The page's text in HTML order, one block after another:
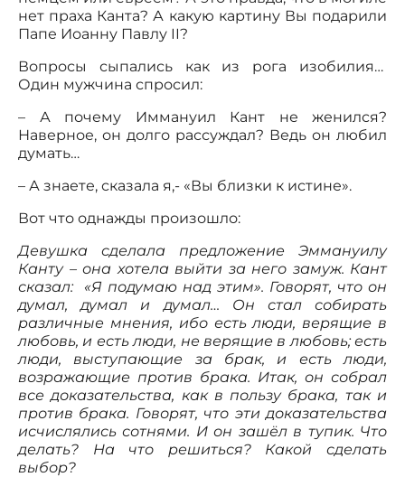
нет праха Канта? А какую картину Вы подарили
Папе Иоанну Павлу II?
Вопросы сыпались как из рога изобилия…
Один мужчина спросил:
– А почему Иммануил Кант не женился?
Наверное, он долго рассуждал? Ведь он любил
думать…
– А знаете, сказала я,- «Вы близки к истине».
Вот что однажды произошло:
Девушка сделала предложение Эммануилу
Канту – она хотела выйти за него замуж. Кант
сказал: «Я подумаю над этим». Говорят, что он
думал, думал и думал… Он стал собирать
различные мнения, ибо есть люди, верящие в
любовь, и есть люди, не верящие в любовь; есть
люди, выступающие за брак, и есть люди,
возражающие против брака. Итак, он собрал
все доказательства, как в пользу брака, так и
против брака. Говорят, что эти доказательства
исчислялись сотнями. И он зашёл в тупик. Что
делать? На что решиться? Какой сделать
выбор?